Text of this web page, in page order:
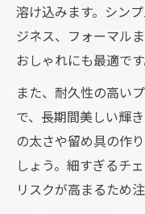
溶け込みます。シン
ジネス、フォーマル
おしゃれにも最適です
また、耐久性の高い
で、長期間美しい輝
の太さや留め具の作
しょう。細すぎるチ
リスクが高まるため